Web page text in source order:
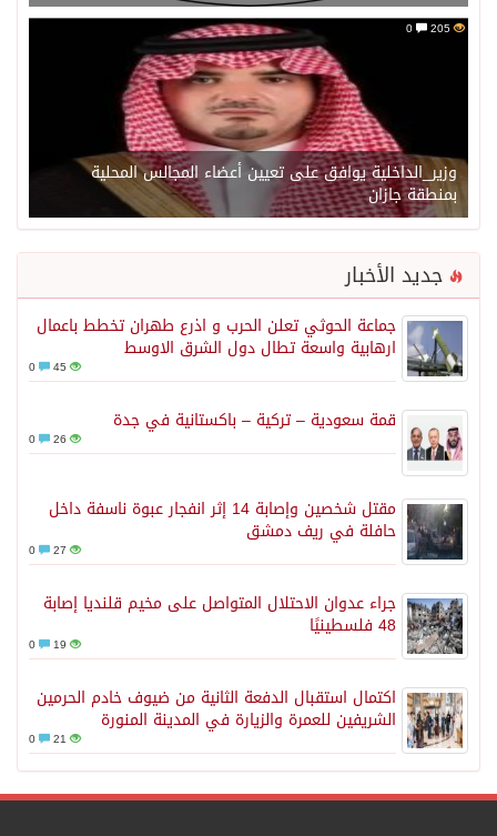
205
وزير_الداخلية يوافق على تعيين أعضاء المجالس المحلية
بمنطقة جازان
جديد الأخبار
جماعة الحوثي تعلن الحرب و اذرع طهران تخطط باعمال
ارهابية واسعة تطال دول الشرق الاوسط
45
قمة سعودية – تركية – باكستانية في جدة
26
مقتل شخصين وإصابة 14 إثر انفجار عبوة ناسفة داخل
حافلة في ريف دمشق
27
جراء عدوان الاحتلال المتواصل على مخيم قلنديا إصابة
48 فلسطينيًا
19
اكتمال استقبال الدفعة الثانية من ضيوف خادم الحرمين
الشريفين للعمرة والزيارة في المدينة المنورة
21